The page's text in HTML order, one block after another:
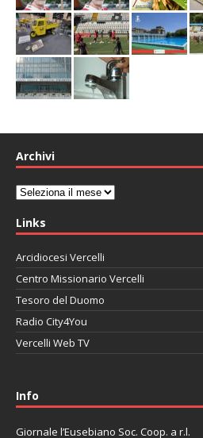
Archivi
Archivi
Links
Arcidiocesi Vercelli
Centro Missionario Vercelli
Tesoro del Duomo
Radio City4You
Vercelli Web TV
Info
Giornale l’Eusebiano Soc. Coop. a r.l.